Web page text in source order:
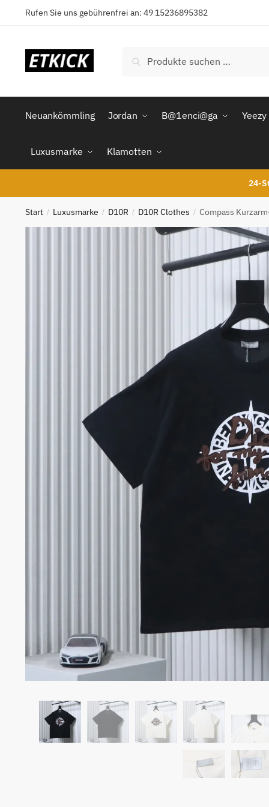
Rufen Sie uns gebührenfrei an: 49 15236895382
nach:
Suchen
Neuankömmling Jordan B@1enci@ga Yeezy
Luxusmarke Klamotten
24-
Start / Luxusmarke / D10R / D10R Clothes / Compass